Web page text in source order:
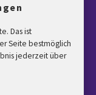
Das ist
Seite bestmöglich
jederzeit über